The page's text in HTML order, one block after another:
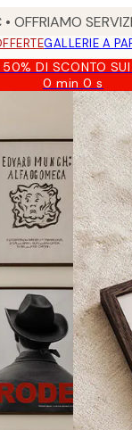
OFFRIAMO
GALLERIE A
DI SCONTO SUI
0 min0 s
Valido
fino
a:
2026-
08-
09